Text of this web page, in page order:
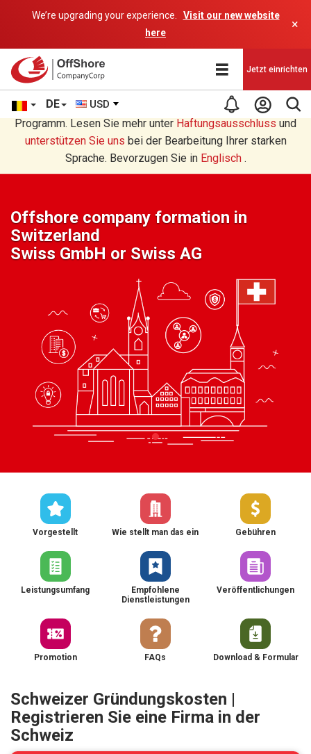
We’re upgrading your experience.
Visit our new website
here
×
DE USD
Jetzt einrichten
Sie lesen eine Deutsche Übersetzung durch ein AI-
Programm. Lesen Sie mehr unter Haftungsausschluss und
unterstützen Sie uns bei der Bearbeitung Ihrer starken
Sprache. Bevorzugen Sie in Englisch.
Offshore company formation in
Switzerland
Swiss GmbH or Swiss AG
Vorgestellt Wie stellt man das ein Gebühren
Leistungsumfang
Empfohlene
Dienstleistungen
Veröffentlichungen
Promotion FAQs Download & Formular
Schweizer Gründungskosten |
Registrieren Sie eine Firma in der
Schweiz